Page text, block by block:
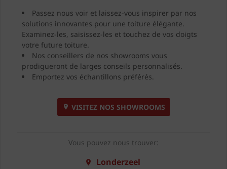
Passez nous voir et laissez-vous inspirer par nos
solutions innovantes pour une toiture élégante.
Examinez-les, saisissez-les et touchez de vos doigts
votre future toiture.
Nos conseillers de nos showrooms vous
prodigueront de larges conseils personnalisés.
Emportez vos échantillons préférés.
VISITEZ NOS SHOWROOMS
Vous pouvez nous trouver:
Londerzeel